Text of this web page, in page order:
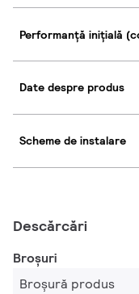
Performanță inițială
Date despre produs
Scheme de instalare
Descărcări
Broșuri
Broșură produs